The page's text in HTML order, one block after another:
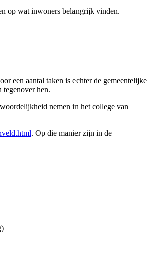
op wat inwoners belangrijk vinden.
een aantal taken is echter de gemeentelijke
tegenover hen.
nemen in het college van
. Op die manier zijn in de